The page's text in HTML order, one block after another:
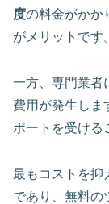
度の料金がかか
がメリットです。
一方、専門業者
費用が発生しま
ポートを受ける
最もコストを抑
であり、無料の